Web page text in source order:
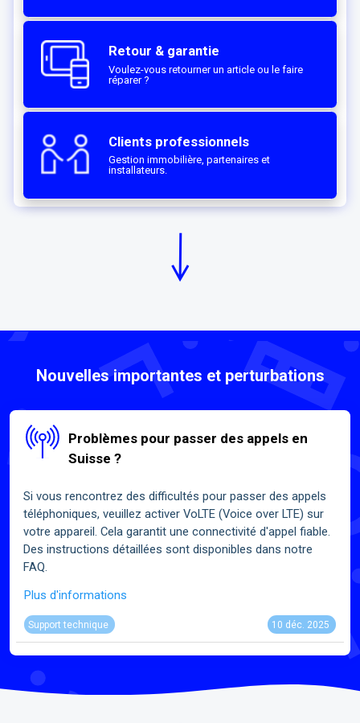
Retour & garantie
Voulez-vous retourner un article ou le faire
réparer ?
Clients professionnels
Gestion immobilière, partenaires et
installateurs.
Nouvelles importantes et perturbations
Problèmes pour passer des appels en
Suisse ?
Si vous rencontrez des difficultés pour passer des appels
téléphoniques, veuillez activer VoLTE (Voice over LTE) sur
votre appareil. Cela garantit une connectivité d'appel fiable.
Des instructions détaillées sont disponibles dans notre
FAQ.
Plus d'informations
Support technique 10 déc. 2025